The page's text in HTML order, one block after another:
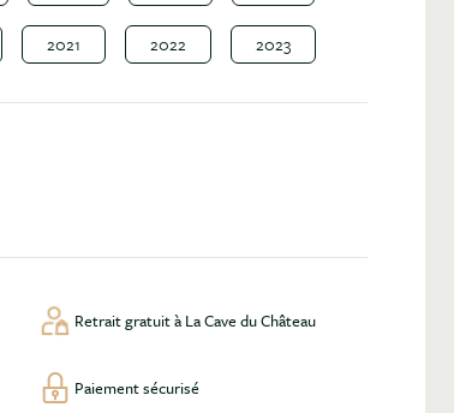
2021 2022 2023
Retrait gratuit à La Cave du Château
Paiement sécurisé